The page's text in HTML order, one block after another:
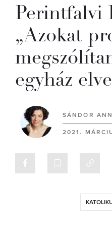
Perintfalvi
„Azokat
egyház
SÁNDOR
2021.